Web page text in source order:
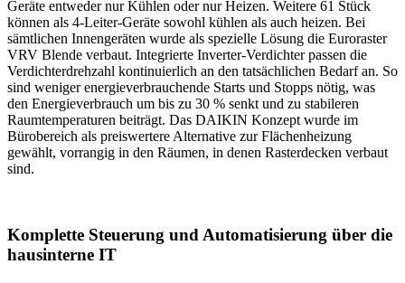
Geräte entweder nur Kühlen oder nur Heizen. Weitere 61 Stück
können als 4-Leiter-Geräte sowohl kühlen als auch heizen. Bei
sämtlichen Innengeräten wurde als spezielle Lösung die Euroraster
VRV Blende verbaut. Integrierte Inverter-Verdichter passen die
Verdichterdrehzahl kontinuierlich an den tatsächlichen Bedarf an. So
sind weniger energieverbrauchende Starts und Stopps nötig, was
den Energieverbrauch um bis zu 30 % senkt und zu stabileren
Raumtemperaturen beiträgt. Das DAIKIN Konzept wurde im
Bürobereich als preiswertere Alternative zur Flächenheizung
gewählt, vorrangig in den Räumen, in denen Rasterdecken verbaut
sind.
Komplette Steuerung und Automatisierung über die
hausinterne IT